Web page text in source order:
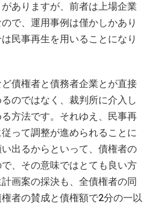
ありますが、前者は上場企業
で、運用事例は僅かしかあり
民事再生を用いることになり
債権者と債務者企業とが直接
のではなく、裁判所に介入し
方法です。それゆえ、民事再
って調整が進められることに
出るからといって、債権者の
、その意味ではとても良い方
画案の採決も、全債権者の同
者の賛成と債権額で2分の一以